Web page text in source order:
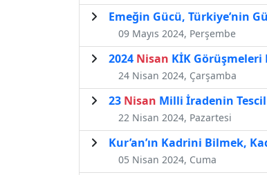
Emeğin Gücü, Türkiye’nin
09 Mayıs 2024, Perşembe
2024 Nisan KİK Görüşmeleri
24 Nisan 2024, Çarşamba
23 Nisan Milli İradenin
22 Nisan 2024, Pazartesi
Kur’an’ın Kadrini Bilmek,
05 Nisan 2024, Cuma